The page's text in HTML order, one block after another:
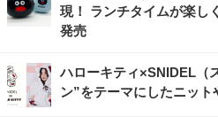
現！ ランチタイムが楽し
発売
ハローキティ×SNIDEL（
ン”をテーマにしたニッ